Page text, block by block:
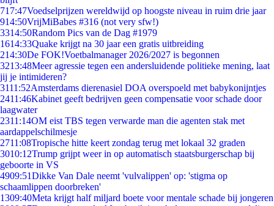
717:47Voedselprijzen wereldwijd op hoogste niveau in ruim drie jaar
914:50VrijMiBabes #316 (not very sfw!)
3314:50Random Pics van de Dag #1979
1614:33Quake krijgt na 30 jaar een gratis uitbreiding
214:30De FOK!Voetbalmanager 2026/2027 is begonnen
3213:48Meer agressie tegen een andersluidende politieke mening, laat
jij je intimideren?
3111:52Amsterdams dierenasiel DOA overspoeld met babykonijntjes
2411:46Kabinet geeft bedrijven geen compensatie voor schade door
laagwater
2311:14OM eist TBS tegen verwarde man die agenten stak met
aardappelschilmesje
2711:08Tropische hitte keert zondag terug met lokaal 32 graden
3010:12Trump grijpt weer in op automatisch staatsburgerschap bij
geboorte in VS
4909:51Dikke Van Dale neemt 'vulvalippen' op: 'stigma op
schaamlippen doorbreken'
1309:40Meta krijgt half miljard boete voor mentale schade bij jongeren